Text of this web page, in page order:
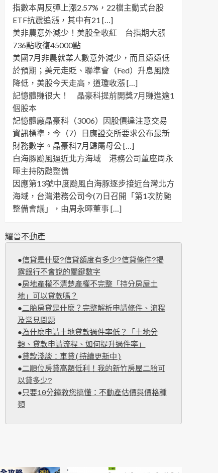
指數本周反彈上漲2.57%，22檔主動式台股
ETF抗震追漲，其中有21 […]
美非農意外減少！美股全收紅 台指期大漲
736點收復45000點
美國7月非農就業人數意外減少，而且遠遠低
於預期；美元走貶、聯準會（Fed）升息風險
降低，美股今天走高，道瓊收漲 […]
記憶體賺很大！ 晶豪科提前開獎7月賺進逾1
個股本
記憶體廠晶豪科（3006）因股價達注意交易
資訊標準，今（7）日應證交所要求公布最新
財務數字。晶豪科7月歸屬母公 […]
白海豚颱風逼近北方海域 港務公司董座周永
暉主持防颱整備
因應第13號中度颱風白海豚逐步接近台灣北方
海域，台灣港務公司今(7)日召開「第1次防颱
整備會議」，由周永暉董事 […]
耀晉不動產
●信貸是什麼?信貸額度有多少?信貸條件?揭
露銀行不會說的關鍵數字
●房地產權不清楚產權不完整「持分房屋土
地」可以貸款嗎？
●二胎房貸是什麼？完整解析申請條件、流程
及常見問題
●為什麼申請土地貸款過件率低？「土地分
類、貸款申請流程、如何提升過件率」
●貸款淺談：車貸(持續更新中)
●二順位房貸高額低利！我的新竹房屋二胎可
以貸多少?
●只要10分鐘教您搞懂：不動產估價與價格種
類